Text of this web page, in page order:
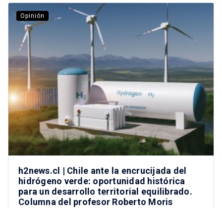
Opinión
h2news.cl | Chile ante la encrucijada del
hidrógeno verde: oportunidad histórica
para un desarrollo territorial equilibrado.
Columna del profesor Roberto Moris